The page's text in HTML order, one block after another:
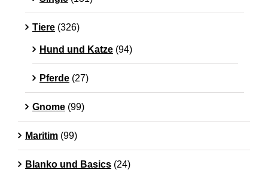
Tiere (326)
Hund und Katze (94)
Pferde (27)
Gnome (99)
Maritim (99)
Blanko und Basics (24)